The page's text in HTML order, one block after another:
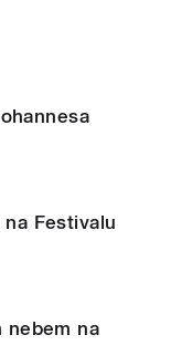
Festivalu
nebem na